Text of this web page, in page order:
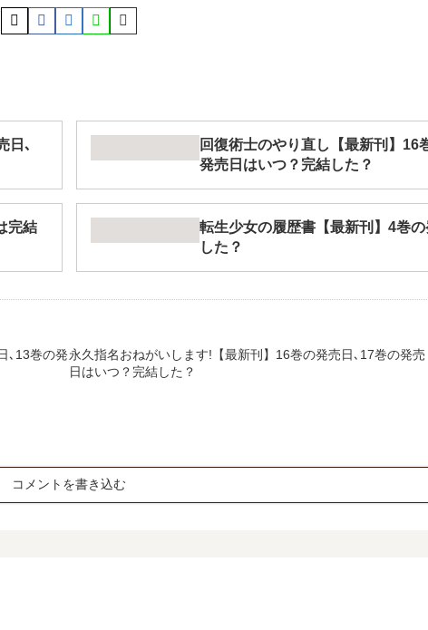
日､
回復術士のやり直し【最新刊】16
発売日はいつ？完結した？
完結
転生少女の履歴書【最新刊】4巻
した？
､13巻の発永久指名おねがいします!【最新刊】16巻の発売日､17巻の発売
日はいつ？完結した？
コメントを書き込む